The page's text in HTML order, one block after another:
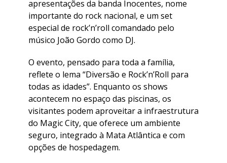
apresentações da banda Inocentes, nome
importante do rock nacional, e um set
especial de rock’n’roll comandado pelo
músico João Gordo como DJ.
O evento, pensado para toda a família,
reflete o lema “Diversão e Rock’n’Roll para
todas as idades”. Enquanto os shows
acontecem no espaço das piscinas, os
visitantes podem aproveitar a infraestrutura
do Magic City, que oferece um ambiente
seguro, integrado à Mata Atlântica e com
opções de hospedagem.